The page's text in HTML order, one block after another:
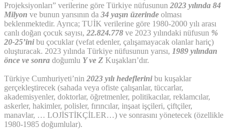
Projeksiyonları” verilerine göre Türkiye nüfusunun 2023 yılında 84
Milyon ve bunun yarısının da 34 yaşın üzerinde olması
beklenmektedir. Ayrıca; TUİK verilerine göre 1980-2000 yılı arası
canlı doğan çocuk sayısı, 22.824.778 ve 2023 yılındaki nüfusun %
20-25’inibu çocuklar (vefat edenler, çalışamayacak olanlar hariç)
oluşturacak. 2023 yılında Türkiye nüfusunun yarısı, 1989 yılından
önce ve sonra doğumlu Y ve Z Kuşakları’dır.
Türkiye Cumhuriyeti’nin 2023 yılı hedeflerinibu kuşaklar
gerçekleştirecek (sahada veya ofiste çalışanlar, tüccarlar,
akademisyenler, doktorlar, öğretmenler, politikacılar, reklamcılar,
askerler, hakimler, polisler, fırıncılar, inşaat işçileri, çiftçiler,
manavlar, … LOJİSTİKÇİLER…) ve sonrasını yönetecek (özellikle
1980-1985 doğumlular).